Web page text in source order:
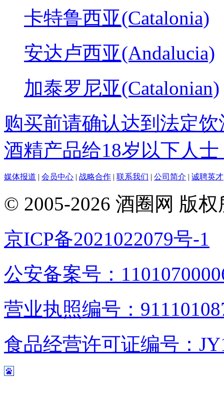
卡特鲁西亚(Catalonia)
安达卢西亚(Andalucia)
加泰罗尼亚(Catalonian)
购买前请确认达到法定
酒精产品给18岁以下人士
媒体报道 | 会员中心 | 战略合作 | 联系我们 | 公司简介 | 诚聘英才
© 2005-2026 酒圈网 版
京ICP备2021022079号-1
公安备案号：
营业执照编号：
食品经营许可证编号：